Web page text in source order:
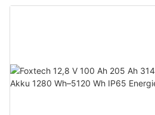
650 Watt Bifaziales Modul